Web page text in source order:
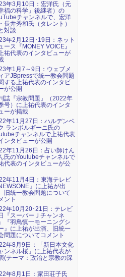
年3月10日：宏洋氏（元
幸福の科学」後継者）の
チャンネルで、宏洋
長井秀和氏（タレント）
対談
年2月12日･19日：ネット
ース『MONEY VOICE』
祐代表のインタビューが
年1月7～9日：ウェブメ
アJBpressで統一教会問題
する上祐代表のインタビ
が公開
誌『宗教問題』（2022年
号）に上祐代表のインタ
ーが掲載
年11月27日：ハルデンベ
ランボルギーニ氏の
チャンネルで上祐代表
ンタビューが公開
年11月26日：占い師けん
氏のYoutubeチャンネルで
代表のインタビューが公
年11月4日：東海テレビ
NEWSONE』に上祐が出
旧統一教会問題について
ント
年10月20･21日：テレビ
『スーパーＪチャンネ
『羽鳥慎一モーニングシ
』に上祐が出演、旧統一
問題についてコメント
年8月9日：「新日本文化
ンネル桜」に上祐代表が
(テーマ：政治と宗教の深
年8月1日：家田荘子氏